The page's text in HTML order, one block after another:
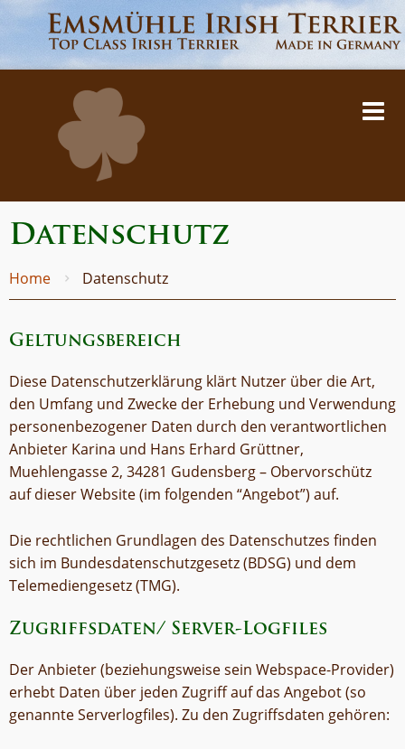
Datenschutz
Home Datenschutz
Geltungsbereich
Diese Datenschutzerklärung klärt Nutzer über die Art,
den Umfang und Zwecke der Erhebung und Verwendung
personenbezogener Daten durch den verantwortlichen
Anbieter Karina und Hans Erhard Grüttner,
Muehlengasse 2, 34281 Gudensberg – Obervorschütz
auf dieser Website (im folgenden “Angebot”) auf.
Die rechtlichen Grundlagen des Datenschutzes finden
sich im Bundesdatenschutzgesetz (BDSG) und dem
Telemediengesetz (TMG).
Zugriffsdaten/ Server-Logfiles
Der Anbieter (beziehungsweise sein Webspace-Provider)
erhebt Daten über jeden Zugriff auf das Angebot (so
genannte Serverlogfiles). Zu den Zugriffsdaten gehören: